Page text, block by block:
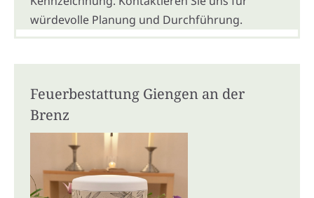
würdevolle Planung und Durchführung.
Feuerbestattung Giengen an der
Brenz